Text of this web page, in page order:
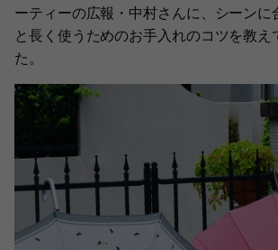
ーティーの広報・中村さんに、シーンに
と長く使うためのお手入れのコツを教え
た。